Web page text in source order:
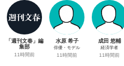
「週刊文春」編
集部
11時間前
水原 希子
俳優・モデル
11時間前
成田 悠輔
経済学者
11時間前